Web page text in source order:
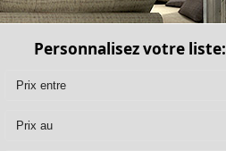
Personnalisez votre liste: